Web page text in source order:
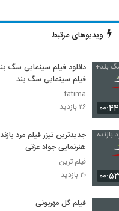
دانلود فیلم گاو زخمی (1393)
فیلم بیچاره ها
بازدید
فیلم این زن ها ساخته عباس
بازدید
فیلم ایرانی کلاغ پر
ویدیوهای مرتبط
۰۰:۴۴
دانلود فیلم سینمایی سگ
فیلم سینمایی سگ بند
fatima
۲۶ بازدید
۰۰:۵۳
جدیدترین تیزر فیلم مرد
هنرنمایی جواد عزتی
فیلم ترین
۲۰ بازدید
فیلم گل مهربونی